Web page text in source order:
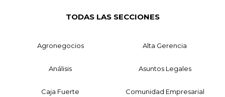
TODAS LAS SECCIONES
Agronegocios Alta Gerencia
Análisis Asuntos Legales
Caja Fuerte Comunidad Empresarial